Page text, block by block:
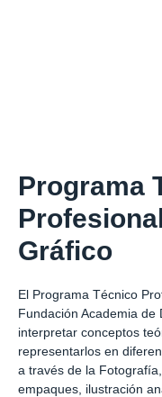
Programa
Gráfico
El Programa Técnico
Fundación Academia de
interpretar conceptos
representarlos en
a través de la
empaques, ilustración